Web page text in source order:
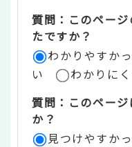
リ
ア
質問：このペー
たですか？
わかりやすか
い
わかりに
質問：このペー
か？
見つけやすか